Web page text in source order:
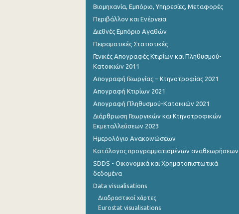
Βιομηχανία, Εμπόριο, Υπηρεσίες, Μεταφορές
Περιβάλλον και Ενέργεια
Διεθνές Εμπόριο Αγαθών
Πειραματικές Στατιστικές
Γενικές Απογραφές Κτιρίων και Πληθυσμού-
Κατοικιών 2011
Απογραφή Γεωργίας – Κτηνοτροφίας 2021
Απογραφή Κτιρίων 2021
Απογραφή Πληθυσμού-Κατοικιών 2021
Διάρθρωση Γεωργικών και Κτηνοτροφικών
Εκμεταλλεύσεων 2023
Ημερολόγιο Ανακοινώσεων
Κατάλογος προγραμματισμένων αναθεωρήσεων
SDDS - Οικονομικά και Χρηματοπιστωτικά
δεδομένα
Data visualisations
Διαδραστικοί χάρτες
Eurostat visualisations